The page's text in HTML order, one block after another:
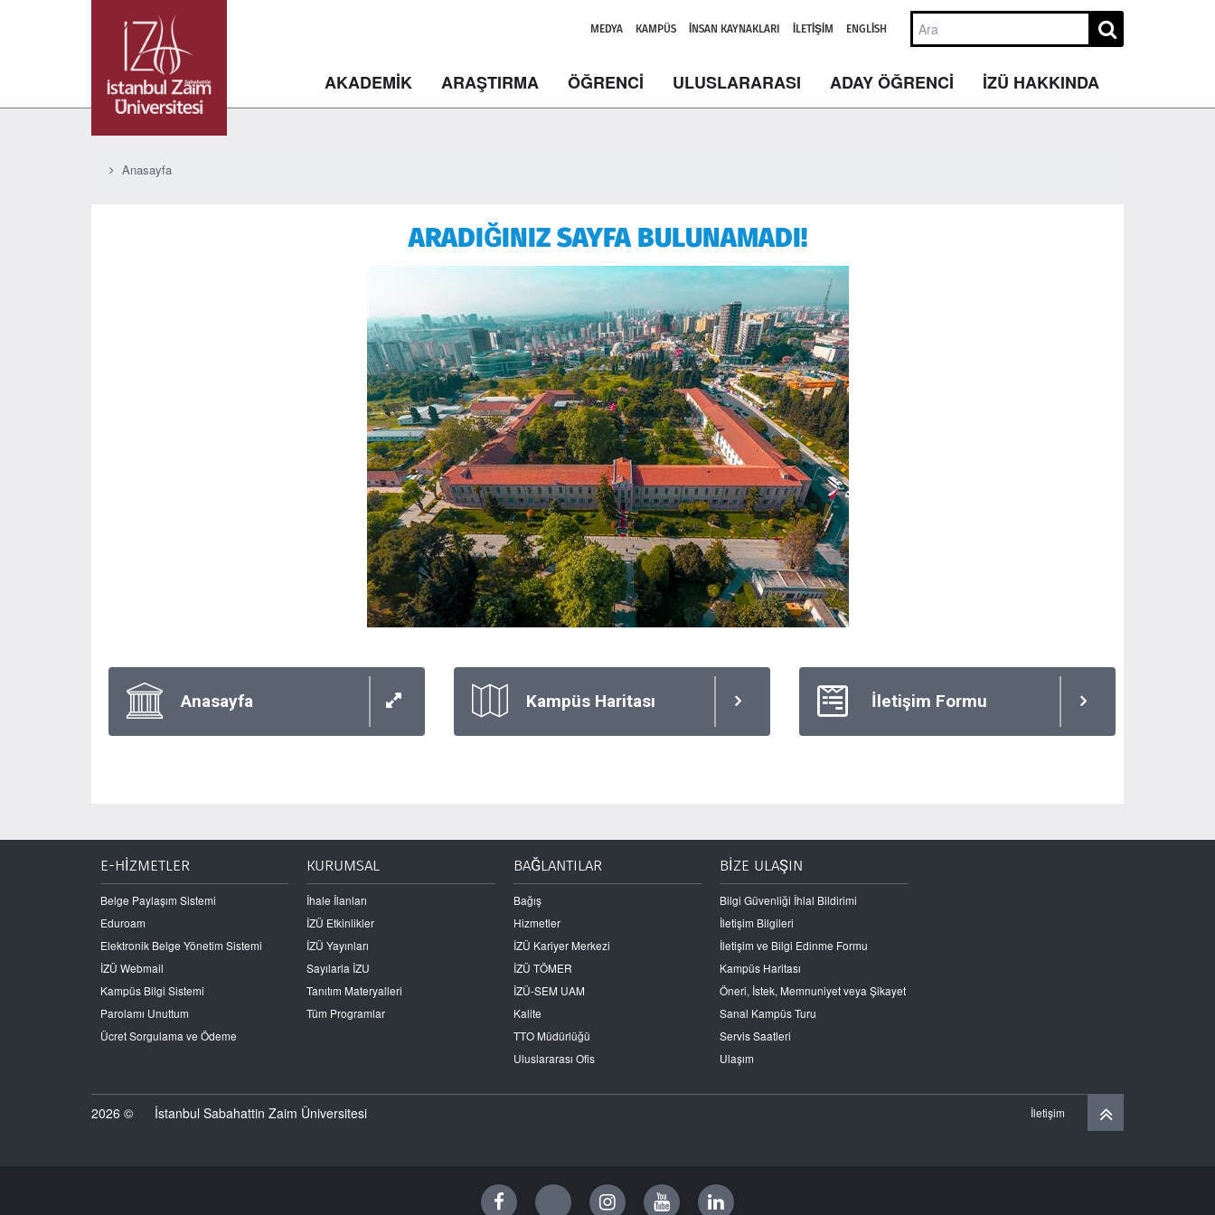
MEDYA KAMPÜS İNSAN KAYNAKLARI İLETIŞIM ENGLISH
AKADEMİK ARAŞTIRMA ÖĞRENCİ ULUSLARARASI ADAY ÖĞRENCİ İZÜ HAKKINDA
Anasayfa
ARADIĞINIZ SAYFA BULUNAMADI!
Anasayfa Kampüs Haritası İletişim Formu
E-HİZMETLER
Belge Paylaşım Sistemi
Eduroam
Elektronik Belge Yönetim Sistemi
İZÜ Webmail
Kampüs Bilgi Sistemi
Parolamı Unuttum
Ücret Sorgulama ve Ödeme
KURUMSAL
İhale İlanları
İZÜ Etkinlikler
İZÜ Yayınları
Sayılarla İZU
Tanıtım Materyalleri
Tüm Programlar
BAĞLANTILAR
Bağış
Hizmetler
İZÜ Kariyer Merkezi
İZÜ TÖMER
İZÜ-SEM UAM
Kalite
TTO Müdürlüğü
Uluslararası Ofis
BİZE ULAŞIN
Bilgi Güvenliği İhlal Bildirimi
İletişim Bilgileri
İletişim ve Bilgi Edinme Formu
Kampüs Haritası
Öneri, İstek, Memnuniyet veya Şikayet
Sanal Kampüs Turu
Servis Saatleri
Ulaşım
2026 © İstanbul Sabahattin Zaim Üniversitesi İletişim